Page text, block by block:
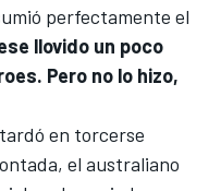
perfectamente el
llovido un poco
Pero no lo hizo,
en torcerse
el australiano